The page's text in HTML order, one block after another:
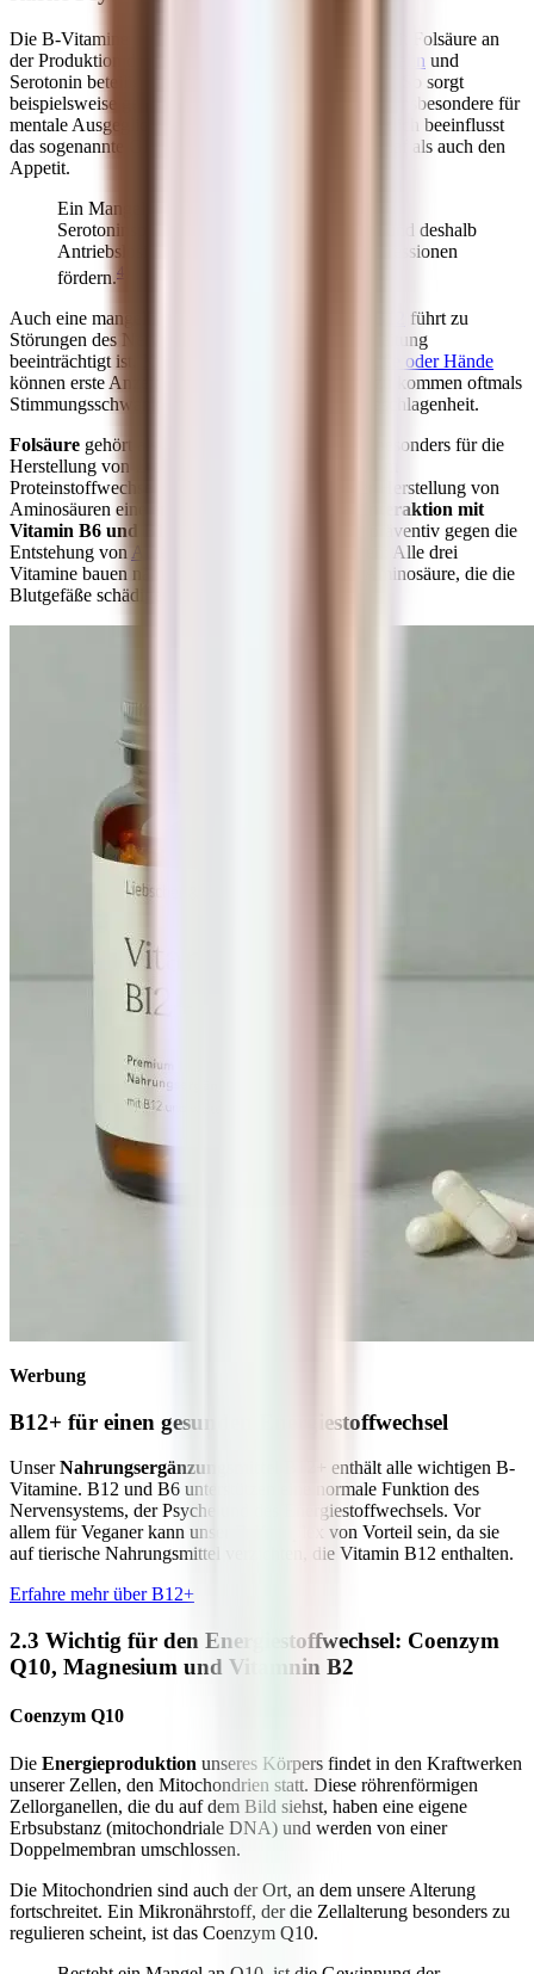
Die B-Vitamine B1, B6 und B12 sind zusammen mit Folsäure an
der Produktion der Botenstoffe
Noradrenalin und
Serotonin beteiligt, die dein
steuern. So sorgt
beispielsweise genug Serotonin neben guter Laune insbesondere für
mentale Ausgeglichenheit und innere Ruhe. Zusätzlich beeinflusst
das sogenannte Glückshormon sowohl deinen Schlaf als auch den
Appetit.
Ein Mangel an Folsäure kann zu niedrigen
Serotoninspiegeln im Nervensystem führen und deshalb
Antriebslosigkeit, Müdigkeit und sogar Depressionen
fördern.4)
Auch eine mangelhafte Versorgung mit
führt zu
Störungen des Nervensystems, da die Reizweiterleitung
beeinträchtigt ist.
Kribbeln und eingeschlafene Füße oder Hände
können erste Anzeichen eines Mangels sein. Hinzu kommen oftmals
Stimmungsschwankungen, Reizbarkeit und Abgeschlagenheit.
Folsäure gehört als
zum B-Komplex und ist besonders für die
Herstellung von Erbsubstanz (DNA) bedeutend. Im
Proteinstoffwechsel spielt es als Cofaktor bei der Herstellung von
Aminosäuren eine entscheidende Rolle. In der
Interaktion mit
Vitamin B6 und B12
kann Folsäure außerdem präventiv gegen die
Entstehung von Atherosklerose
eingesetzt werden: Alle drei
Vitamine bauen nämlich
ab, eine Aminosäure, die die
Blutgefäße schädigen kann.
Werbung
B12+ für einen gesunden Energiestoffwechsel
UnserNahrungsergänzungsmittel B12+ enthält alle wichtigen B-
Vitamine. B12 und B6 unterstützen eine normale Funktion des
Nervensystems, der Psyche und des Energiestoffwechsels. Vor
allem für Veganer kann unser B-Komplex von Vorteil sein, da sie
auf tierische Nahrungsmittel verzichten, die Vitamin B12 enthalten.
Erfahre mehr über B12+
2.3 Wichtig für den Energiestoffwechsel: Coenzym
Q10, Magnesium und Vitamnin B2
Coenzym Q10
Die Energieproduktion unseres Körpers findet in den Kraftwerken
unserer Zellen, den Mitochondrien statt. Diese röhrenförmigen
Zellorganellen, die du auf dem Bild siehst, haben eine eigene
Erbsubstanz (mitochondriale DNA) und werden von einer
Doppelmembran umschlossen.
Die Mitochondrien sind auch der Ort, an dem unsere Alterung
fortschreitet. Ein Mikronährstoff, der die Zellalterung besonders zu
regulieren scheint, ist das Coenzym Q10.